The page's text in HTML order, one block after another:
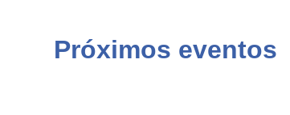
Próximos eventos